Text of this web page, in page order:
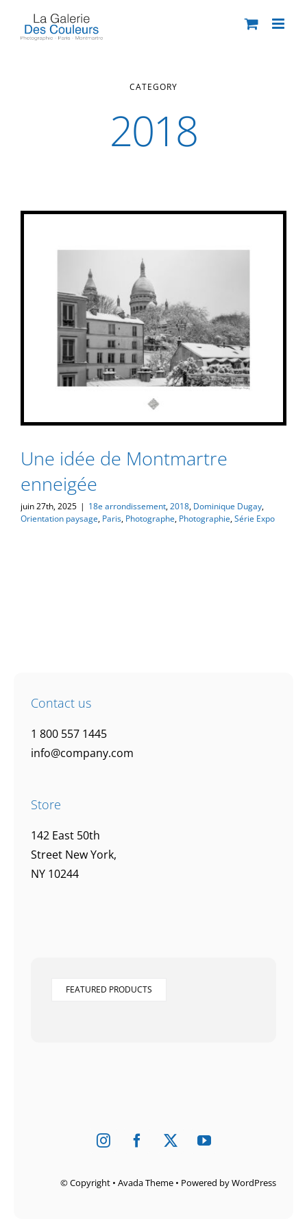
CATEGORY
2018
Une idée de Montmartre
enneigée
juin 27th, 2025 | 18e arrondissement,2018, Dominique Dugay,
Orientation paysage, Paris, Photographe, Photographie,Série Expo
Contact us
1 800 557 1445
info@company.com
Store
142 East 50th
Street New York,
NY 10244
FEATURED PRODUCTS
© Copyright • Avada Theme • Powered byWordPress